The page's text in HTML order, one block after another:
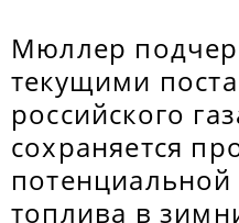
Мюллер
текущими
российского
сохраняется
потенциальной
топлива в